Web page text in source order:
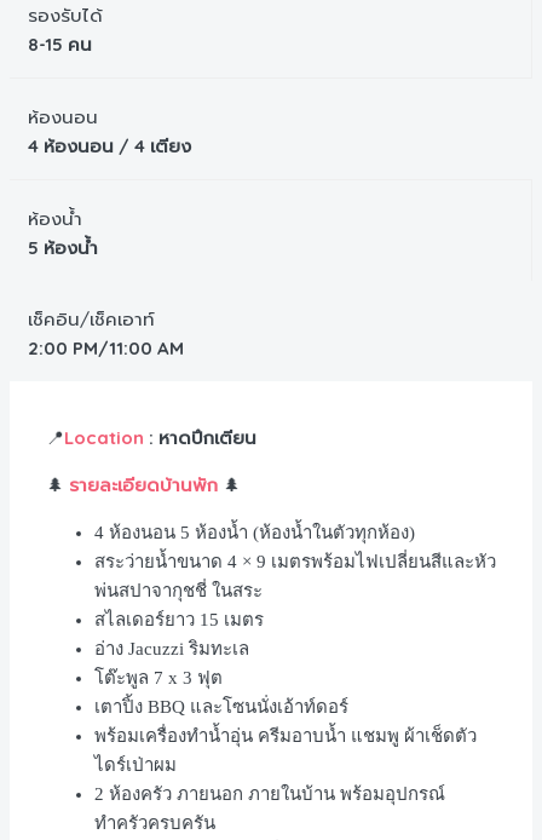
รองรับได้
8-15 คน
ห้องนอน
4 ห้องนอน / 4 เตียง
ห้องน้ำ
5 ห้องน้ำ
เช็คอิน/เช็คเอาท์
2:00 PM/11:00 AM
📍Location : หาดปึกเตียน
🌲 รายละเอียดบ้านพัก 🌲
4 ห้องนอน 5 ห้องน้ำ (ห้องน้ำในตัวทุกห้อง)
สระว่ายน้ำขนาด 4 × 9 เมตรพร้อมไฟเปลี่ยนสีและหัว
พ่นสปาจากุชชี่ ในสระ
สไลเดอร์ยาว 15 เมตร
อ่าง Jacuzzi ริมทะเล
โต๊ะพูล 7 x 3 ฟุต
เตาปิ้ง BBQ และโซนนั่งเอ้าท์ดอร์
พร้อมเครื่องทำน้ำอุ่น ครีมอาบน้ำ แชมพู ผ้าเช็ดตัว
ไดร์เป่าผม
2 ห้องครัว ภายนอก ภายในบ้าน พร้อมอุปกรณ์
ทำครัวครบครัน